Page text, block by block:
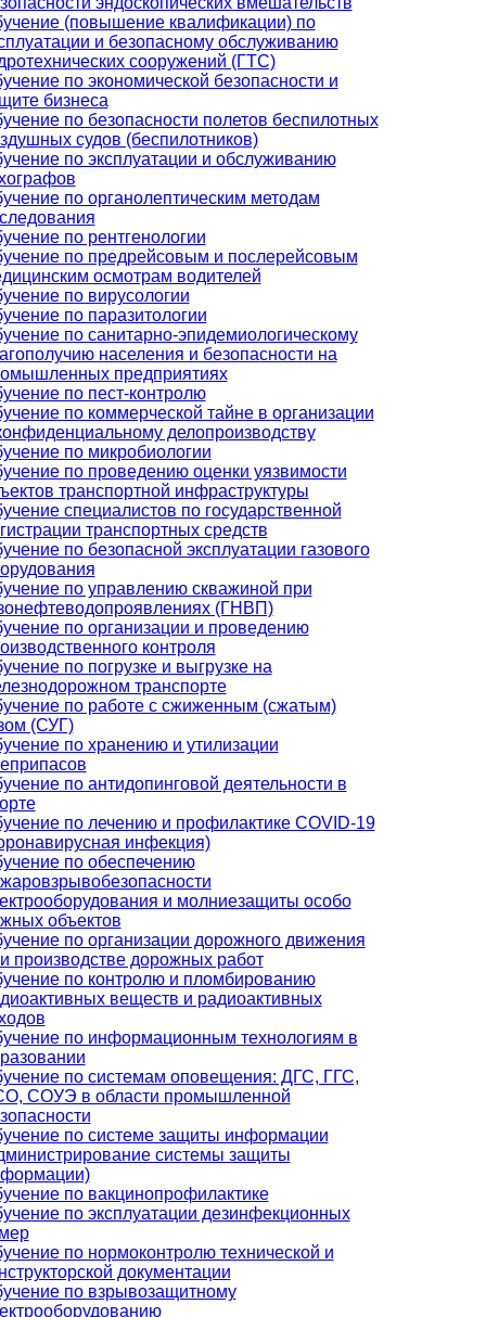
(повышение квалификации) по
и безопасному обслуживанию
сооружений (ГТС)
по экономической безопасности и
бизнеса
по безопасности полетов беспилотных
судов (беспилотников)
по эксплуатации и обслуживанию
по органолептическим методам
по рентгенологии
по предрейсовым и послерейсовым
осмотрам водителей
по вирусологии
по паразитологии
по санитарно-эпидемиологическому
населения и безопасности на
предприятиях
по пест-контролю
по коммерческой тайне в организации
делопроизводству
по микробиологии
по проведению оценки уязвимости
транспортной инфраструктуры
специалистов по государственной
транспортных средств
по безопасной эксплуатации газового
по управлению скважиной при
(ГНВП)
по организации и проведению
контроля
по погрузке и выгрузке на
транспорте
по работе с сжиженным (сжатым)
(СУГ)
по хранению и утилизации
по антидопинговой деятельности в
по лечению и профилактике COVID-19
инфекция)
по обеспечению
и молниезащиты особо
объектов
по организации дорожного движения
производстве дорожных работ
по контролю и пломбированию
веществ и радиоактивных
по информационным технологиям в
по системам оповещения: ДГС, ГГС,
СОУЭ в области промышленной
по системе защиты информации
системы защиты
по вакцинопрофилактике
по эксплуатации дезинфекционных
по нормоконтролю технической и
документации
по взрывозащитному